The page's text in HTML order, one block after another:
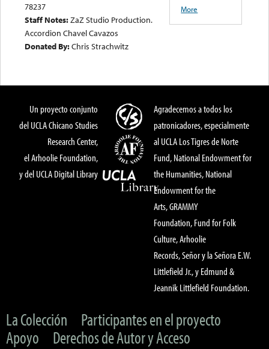
78237
Staff Notes:ZaZ Studio Production.
Accordion Chavel Cavazos
Donated By:Chris Strachwitz
More
Un proyecto conjunto
del UCLA Chicano Studies
Research Center,
el Arhoolie Foundation,
y del UCLA Digital Library
Agradecemos a todos los
patronicadores, especialmente
al UCLA Los Tigres de Norte
Fund, National Endowment for
the Humanities, National
Endowment for the
Arts, GRAMMY
Foundation, Fund for Folk
Culture, Arhoolie
Records, Señor y la Señora E.W.
Littlefield Jr., y Edmund &
Jeannik Littlefield Foundation.
La Colección
Participantes en el proyecto
Apoyo
Derechos de Autor y Acceso